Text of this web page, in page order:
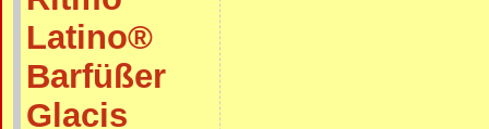
Latino®
Barfüßer
Glacis